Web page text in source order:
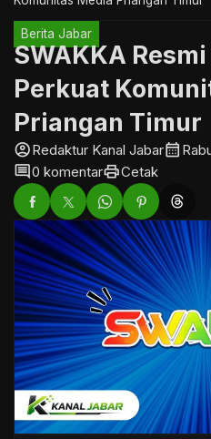
Berita Jabar
SWAKKA
Perkuat
Priangan Timur
account_circleRedaktur Kanal Jabarcalendar_month
comment0 komentarprintCetak